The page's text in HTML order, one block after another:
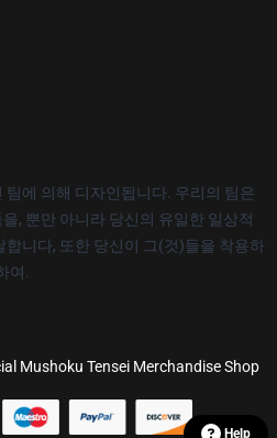
에 의해 디자인됩니다. 우리의 팀은
, 뿐만 아니라 당신의 유일한 일상적
합니다, 또한 당신이 그(것)들을 착용하
여.
Mushoku Tensei Merchandise Shop
Help